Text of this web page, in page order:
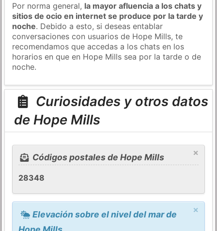
Por norma general, la mayor afluencia a los chats y
sitios de ocio en internet se produce por la tarde y
noche. Debido a esto, si deseas entablar
conversaciones con usuarios de Hope Mills, te
recomendamos que accedas a los chats en los
horarios en que en Hope Mills sea por la tarde o de
noche.
Curiosidades y otros datos
de Hope Mills
×
Códigos postales de Hope Mills
28348
×
Elevación sobre el nivel del mar de